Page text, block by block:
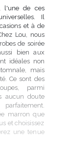
LES JOURS
ANNÉE
VALENTIN
PROMO
POUR LES
D'HIVER
l'une de ces
Il
et à de
Lou, nous
de soirée
bien aux
idéales non
mais
Ce sont des
parmi
aucun doute
marron que
et choisissez
une tenue